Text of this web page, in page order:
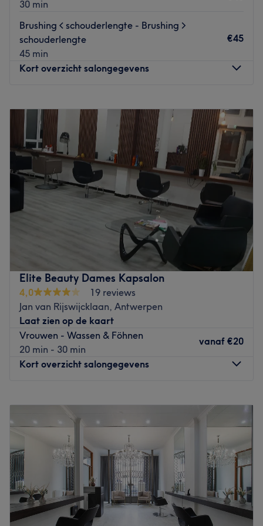
30 min
Brushing < schouderlengte - Brushing >
schouderlengte
45 min
€45
Kort overzicht salongegevens
Dinsdag
Gesloten
Woensdag
Gesloten
Donderdag
10:00–20:00
Vrijdag
09:00–17:00
Zaterdag
10:00– 16:00
Zondag
Gesloten
Beauty-Licious is gelegen in het centrum van Antwerpen.
Het salon is makkelijk bereikbaar met zowel openbaar
vervoer als met de wagen of fiets. Eens binnen word je
warm onthaald met een warm drankje of limonade. Bij
Beauty-Licious kan je terecht voor alles wat beauty
betreft. Zo kan je hier mooi opgemaakt worden voor dat
ene feestje of je haren mooi in de plooi laten leggen. Ook
voor behandelingen van wenkbrauwen, wimpers of
gelaat ben je hier aan het juiste adres. Alsof dat nog niet
genoeg was kan je ook nog helemaal haarvrij worden
met zowel de standaard wax alsook sugarwax.
Go to venue
Elite Beauty Dames Kapsalon
4,0
19 reviews
Jan van Rijswijcklaan, Antwerpen
Laat zien op de kaart
Vrouwen - Wassen & Föhnen
20 min - 30 min
vanaf €20
Kort overzicht salongegevens
19:00
Woensdag
Gesloten
Donderdag
19:00
Vrijdag
09:00
19:00
Zaterdag
09:00
19:00
11:00 18:00
Elite Beauty Dames Kapsalon is een gerenommeerde
kapper gevestigd in Antwerpen. Deze salon staat bekend